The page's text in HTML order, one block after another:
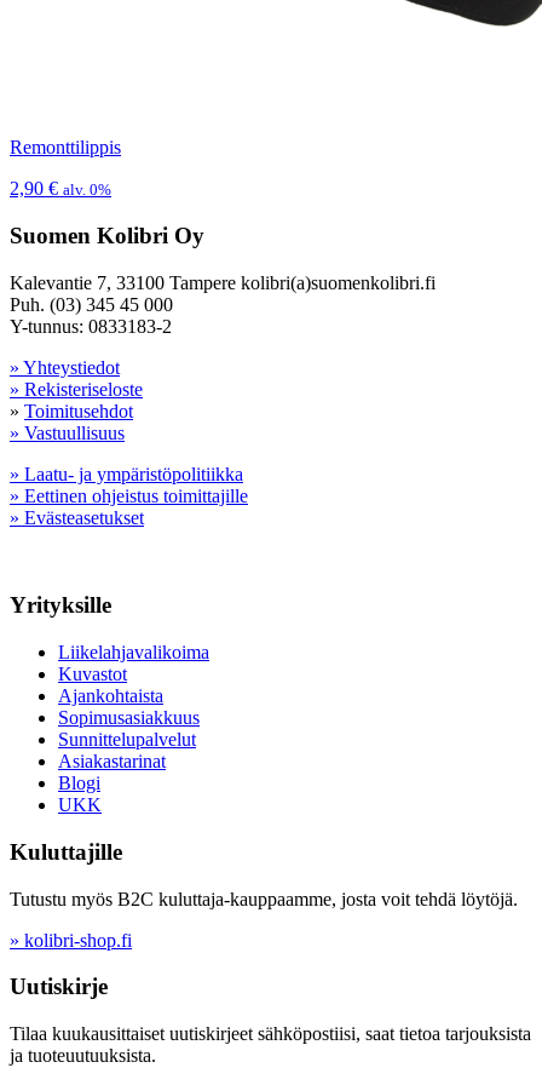
Remonttilippis
2,90 € alv. 0%
Suomen Kolibri Oy
Kalevantie 7, 33100 Tampere kolibri(a)suomenkolibri.fi
Puh. (03) 345 45 000
Y-tunnus: 0833183-2
» Yhteystiedot
» Rekisteriseloste
» Toimitusehdot
» Vastuullisuus
» Laatu- ja ympäristöpolitiikka
» Eettinen ohjeistus toimittajille
» Evästeasetukset
Yrityksille
Liikelahjavalikoima
Kuvastot
Ajankohtaista
Sopimusasiakkuus
Sunnittelupalvelut
Asiakastarinat
Blogi
UKK
Kuluttajille
Tutustu myös B2C kuluttaja-kauppaamme, josta voit tehdä löytöjä.
» kolibri-shop.fi
Uutiskirje
Tilaa kuukausittaiset uutiskirjeet sähköpostiisi, saat tietoa tarjouksista
ja tuoteuutuuksista.